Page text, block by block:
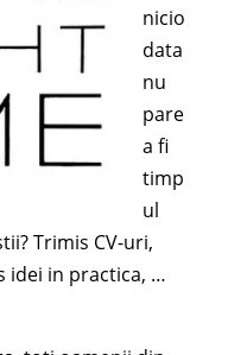
nicio
data
nu
pare
a fi
timp
ul
Trimis CV-uri,
idei in practica, …